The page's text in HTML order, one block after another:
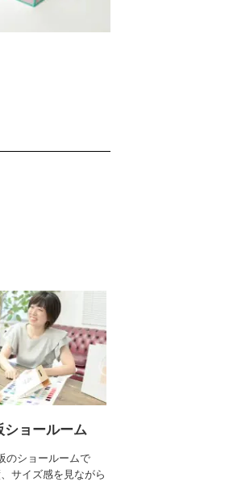
ショールーム
のショールームで
サイズ感を見ながら